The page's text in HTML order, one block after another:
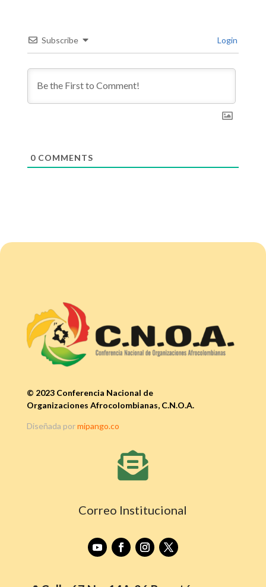
Subscribe Login
0COMMENTS
© 2023 Conferencia Nacional de
Organizaciones Afrocolombianas, C.N.O.A.
Diseñada pormipango.co

Correo Institucional